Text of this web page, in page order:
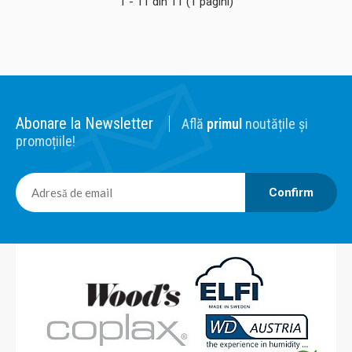
Comparaţie
care ofera protectie antibiotica, antivirala si imunitara. Este
fabricat din lemn masiv din frasin, culoare natur. Acest
model este potrivit pentru incaperi de pana la 30 mp.
Difuzor..
Abonare la Newsletter Află primul noutățile și
promoțiile!
Confirm